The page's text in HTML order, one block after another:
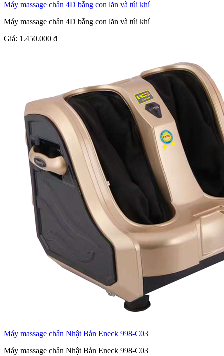
Máy massage chân 4D bằng con lăn và túi khí
Máy massage chân 4D bằng con lăn và túi khí
Giá: 1.450.000 đ
Máy massage chân Nhật Bản Eneck 998-C03
Máy massage chân Nhật Bản Eneck 998-C03